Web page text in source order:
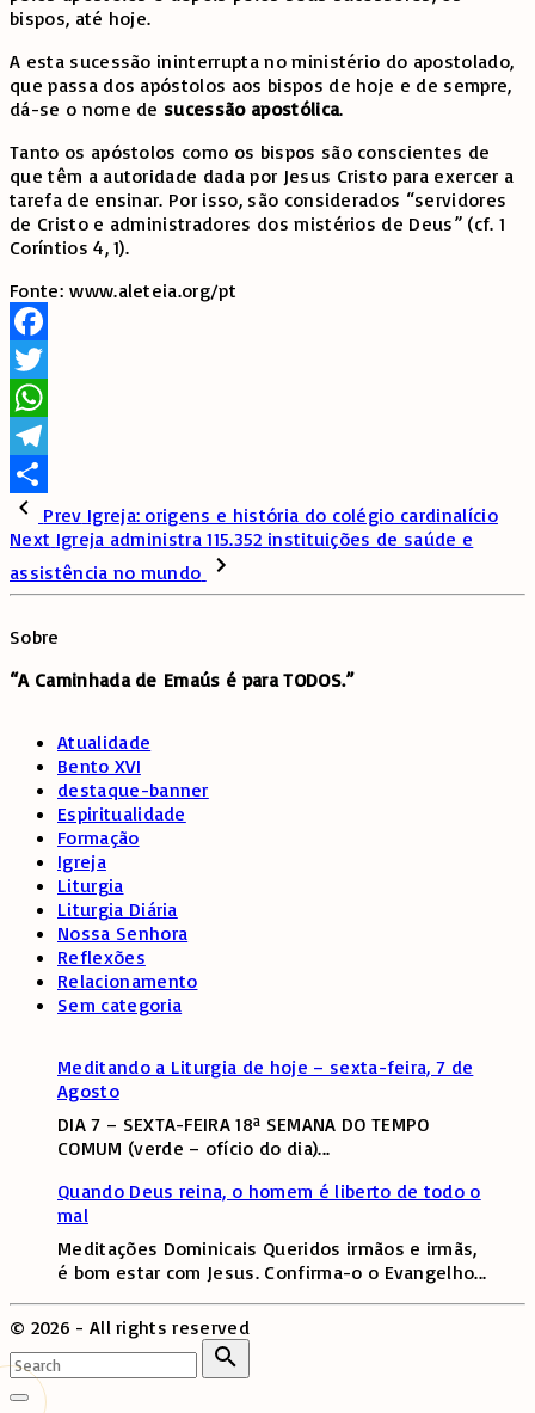
bispos, até hoje.
A esta sucessão ininterrupta no ministério do apostolado,
que passa dos apóstolos aos bispos de hoje e de sempre,
dá-se o nome de sucessão apostólica.
Tanto os apóstolos como os bispos são conscientes de
que têm a autoridade dada por Jesus Cristo para exercer a
tarefa de ensinar. Por isso, são considerados “servidores
de Cristo e administradores dos mistérios de Deus” (cf. 1
Coríntios 4, 1).
Fonte: www.aleteia.org/pt
Facebook
Twitter
WhatsApp
Telegram
SharePrev Igreja: origens e história do colégio cardinalício
Next Igreja administra 115.352 instituições de saúde e
assistência no mundo
Sobre
“A Caminhada de Emaús é para TODOS.”
Atualidade
Bento XVI
destaque-banner
Espiritualidade
Formação
Igreja
Liturgia
Liturgia Diária
Nossa Senhora
Reflexões
Relacionamento
Sem categoria
Meditando a Liturgia de hoje – sexta-feira, 7 de
Agosto
DIA 7 – SEXTA-FEIRA 18ª SEMANA DO TEMPO
COMUM (verde – ofício do dia)...
Quando Deus reina, o homem é liberto de todo o
mal
Meditações Dominicais Queridos irmãos e irmãs,
é bom estar com Jesus. Confirma-o o Evangelho...
© 2026 - All rights reserved
Search
Search
for:
Go